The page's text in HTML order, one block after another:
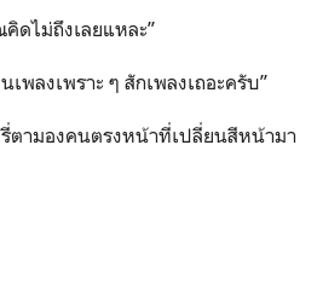
ดไม่ถึงเลยแหละ”
พลงเพราะ ๆ สักเพลงเถอะครับ”
ตามองคนตรงหน้าที่เปลี่ยนสีหน้ามา